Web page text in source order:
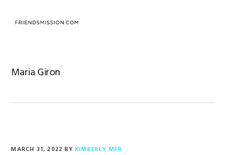
Maria Giron
MARCH 31, 2022 BYKIMBERLY MER